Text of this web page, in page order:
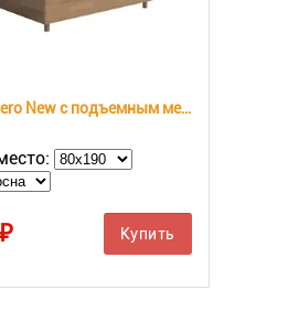
Кровать Albero New с подъемным механизмом
Купить